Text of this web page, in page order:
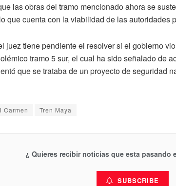
las obras del tramo mencionado ahora se
que cuenta con la viabilidad de las autoridades
juez tiene pendiente el resolver si el gobierno
tramo 5 sur, el cual ha sido señalado de
que se trataba de un proyecto de seguridad
Carmen Tren Maya
¿ Quieres recibir noticias que esta pasando
SUBSCRIBE